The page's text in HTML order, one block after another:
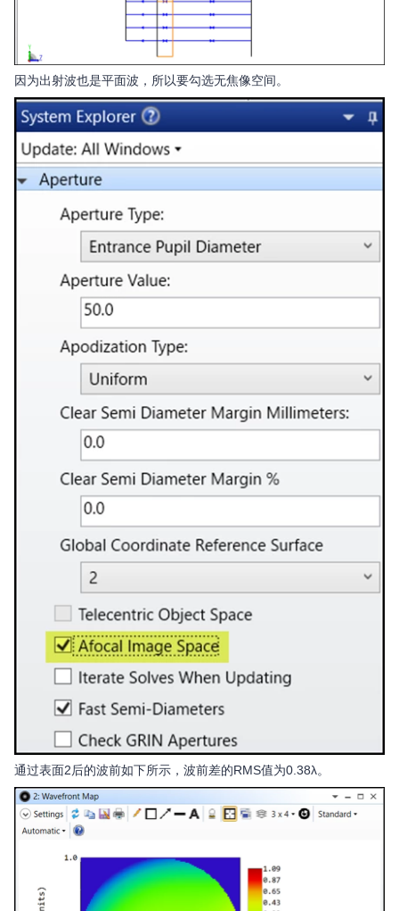
因为出射波也是平面波，所以要勾选无焦像空间。
通过表面2后的波前如下所示，波前差的RMS值为0.38λ。